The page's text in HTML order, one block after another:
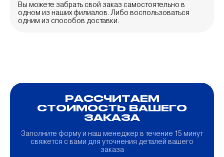
Вы можете забрать свой заказ самостоятельно в
одном из наших филиалов. Либо воспользоваться
одним из способов доставки.
РАССЧИТАЕМ
СТОИМОСТЬ ВАШЕГО
ЗАКАЗА
Заполните форму и наш менеджер в течение 15 минут
свяжется с вами для уточнения деталей вашего
заказа